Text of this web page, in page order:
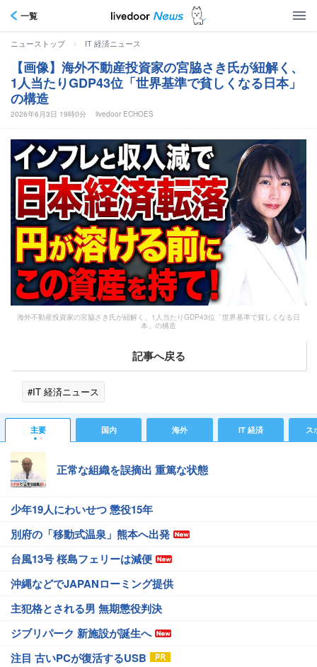
一覧
ニューストップ > IT 経済ニュース
【画像】海外不動産投資家の宮脇さき氏が紐解く、
1人当たりGDP43位「世界基準で貧しくなる日本」
の構造
2026年6月3日 19時0分 livedoor ECHOES
海外不動産投資家の宮脇さき氏が紐解く、1人当たりGDP43位「世界基準で貧しくなる日
本」の構造
記事へ戻る
#IT 経済ニュース
主要 国内 海外 IT 経済 ス
正常な組織を誤摘出 重篤な状態
少年19人にわいせつ 懲役15年
別府の「移動式温泉」熊本へ出発
台風13号 桜島フェリーは減便
沖縄などでJAPANローミング提供
主犯格とされる男 無期懲役判決
ジブリパーク 新施設が誕生へ
注目 古いPCが復活するUSB